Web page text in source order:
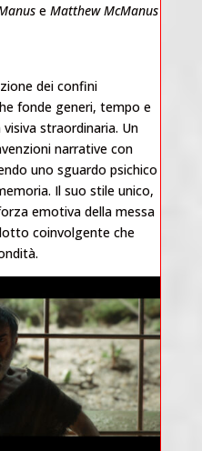
e Matthew McManus
dei confini
fonde generi, tempo e
visiva straordinaria. Un
narrative con
uno sguardo psichico
Il suo stile unico,
emotiva della messa
coinvolgente che